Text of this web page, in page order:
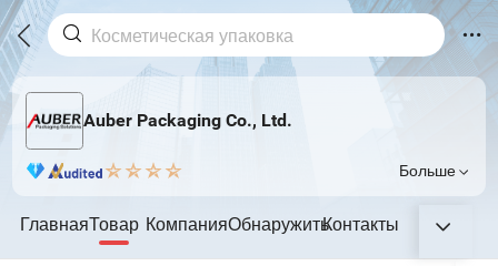
Auber Packaging Co., Ltd.
Больше
ГлавнаяТовар КомпанияОбнаружитьКонтакты